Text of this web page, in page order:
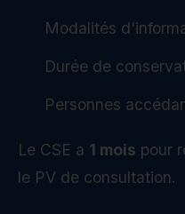
Modalités
Durée de
Personnes
Le CSE a 1 mois pour
le PV de consultation.